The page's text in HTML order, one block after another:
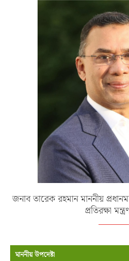
জনাব তারেক রহমান মাননীয়
প্রতিরক্ষা
মাননীয় উপদেষ্টা